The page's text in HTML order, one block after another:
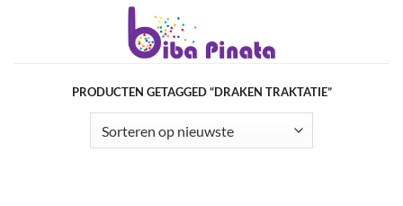
PRODUCTEN GETAGGED “DRAKEN TRAKTATIE”